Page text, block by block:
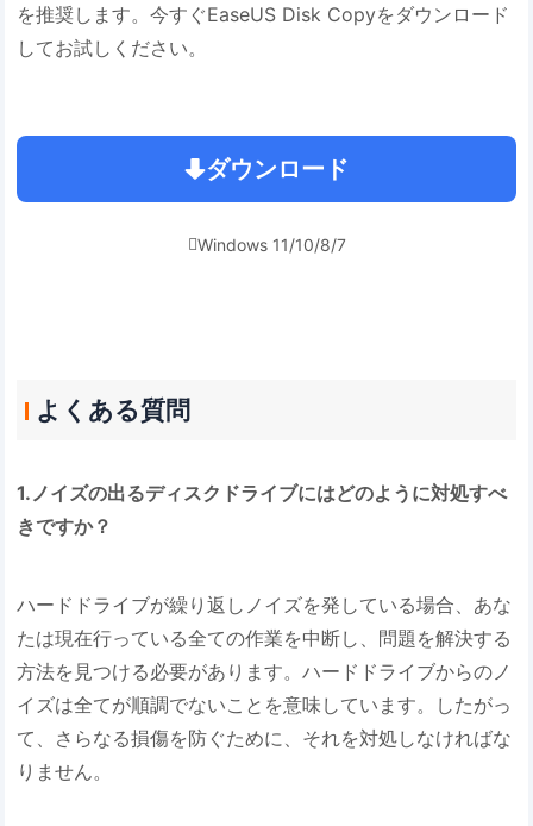
を推奨します。今すぐEaseUS Disk Copyをダウンロード
してお試しください。
ダウンロード
Windows 11/10/8/7
よくある質問
1.ノイズの出るディスクドライブにはどのように対処すべ
きですか？
ハードドライブが繰り返しノイズを発している場合、あな
たは現在行っている全ての作業を中断し、問題を解決する
方法を見つける必要があります。ハードドライブからのノ
イズは全てが順調でないことを意味しています。したがっ
て、さらなる損傷を防ぐために、それを対処しなければな
りません。